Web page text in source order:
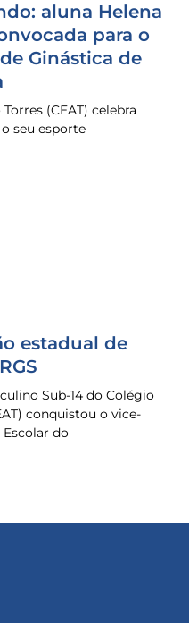
aluna Helena
para o
Ginástica de
(CEAT) celebra
seu esporte
estadual de
Sub-14 do Colégio
conquistou o vice-
do